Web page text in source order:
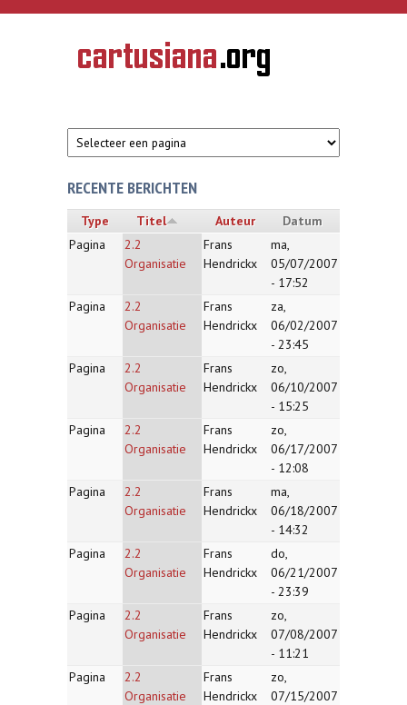
Overslaan en naar de inhoud gaan
CARTUSIANA
Geschiedenis
van de
RECENTE BERICHTEN
Type Titel Auteur
Datum
Pagina
2.2
Organisatie
Frans
Hendrickx
ma,
05/07/2007
- 17:52
Pagina
2.2
Organisatie
Frans
Hendrickx
za,
06/02/2007
- 23:45
Pagina
2.2
Organisatie
Frans
Hendrickx
zo,
06/10/2007
- 15:25
Pagina
2.2
Organisatie
Frans
Hendrickx
zo,
06/17/2007
- 12:08
Pagina
2.2
Organisatie
Frans
Hendrickx
ma,
06/18/2007
- 14:32
Pagina
2.2
Organisatie
Frans
Hendrickx
do,
06/21/2007
- 23:39
Pagina
2.2
Organisatie
Frans
Hendrickx
zo,
07/08/2007
- 11:21
Pagina
2.2
Organisatie
Frans
Hendrickx
zo,
07/15/2007